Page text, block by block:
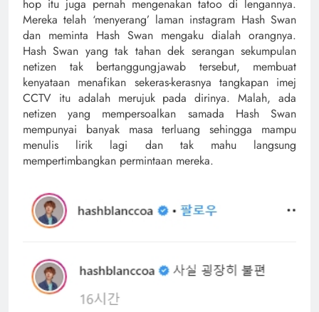
hop itu juga pernah mengenakan tatoo di lengannya.
Mereka telah ‘menyerang’ laman instagram Hash Swan
dan meminta Hash Swan mengaku dialah orangnya.
Hash Swan yang tak tahan dek serangan sekumpulan
netizen tak bertanggungjawab tersebut, membuat
kenyataan menafikan sekeras-kerasnya tangkapan imej
CCTV itu adalah merujuk pada dirinya. Malah, ada
netizen yang mempersoalkan samada Hash Swan
mempunyai banyak masa terluang sehingga mampu
menulis lirik lagi dan tak mahu langsung
mempertimbangkan permintaan mereka.